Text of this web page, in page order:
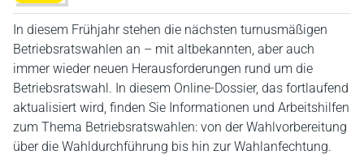
In diesem Frühjahr stehen die nächsten turnusmäßigen
Betriebsratswahlen an – mit altbekannten, aber auch
immer wieder neuen Herausforderungen rund um die
Betriebsratswahl. In diesem Online-Dossier, das fortlaufend
aktualisiert wird, finden Sie Informationen und Arbeitshilfen
zum Thema Betriebsratswahlen: von der Wahlvorbereitung
über die Wahldurchführung bis hin zur Wahlanfechtung.